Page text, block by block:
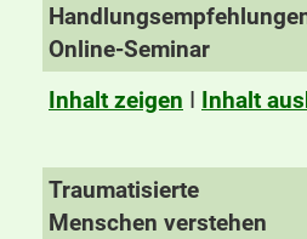
Online-Seminar
Inhalt zeigen I Inhalt
Traumatisierte
Menschen verstehen